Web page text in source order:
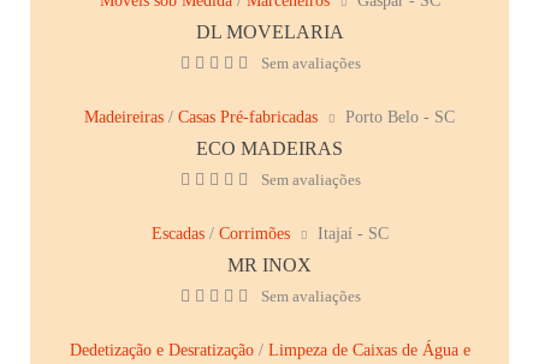
DL MOVELARIA
Sem avaliações
Madeireiras / Casas Pré-fabricadas Porto Belo - SC
ECO MADEIRAS
Sem avaliações
Escadas/ Corrimões Itajaí - SC
MR INOX
Sem avaliações
Dedetização e Desratização/ Limpeza de Caixas de Água e